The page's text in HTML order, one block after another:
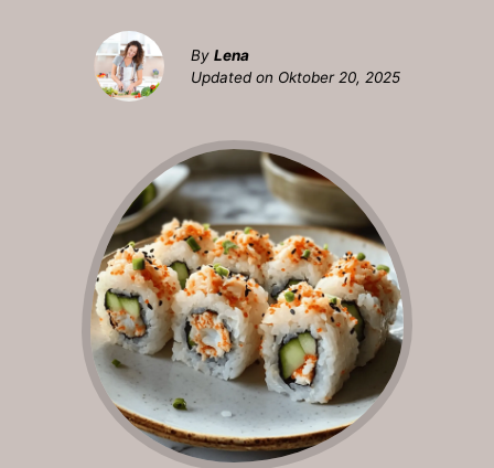
By Lena
Updated on Oktober 20, 2025